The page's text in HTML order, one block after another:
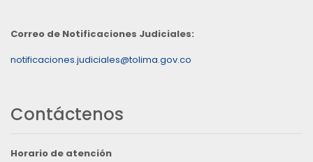
Correo de Notificaciones Judiciales:
notificaciones.judiciales@tolima.gov.co
Contáctenos
Horario de atención